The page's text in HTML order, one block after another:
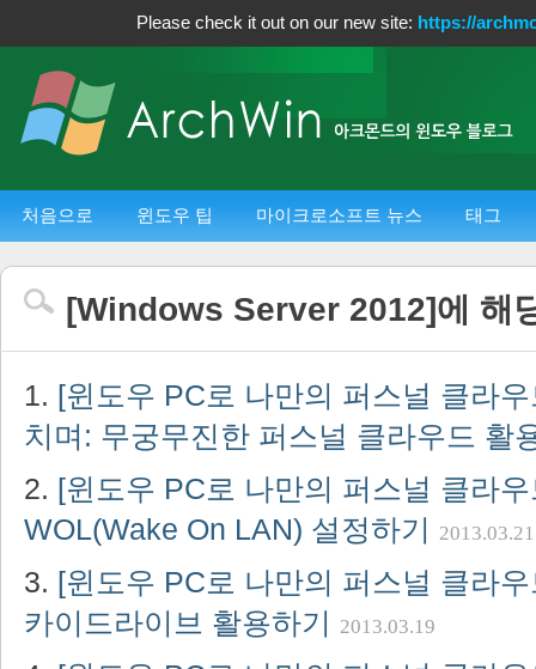
Please check it out on our new site: https://
처음으로 윈도우 팁 마이크로소프트 뉴스 태그
[Windows Server 2012]에 해
[윈도우 PC로 나만의 퍼스널 클라
치며: 무궁무진한 퍼스널 클라우드 활
[윈도우 PC로 나만의 퍼스널 클라
WOL(Wake On LAN) 설정하기 2013.03.21
[윈도우 PC로 나만의 퍼스널 클라
카이드라이브 활용하기 2013.03.19